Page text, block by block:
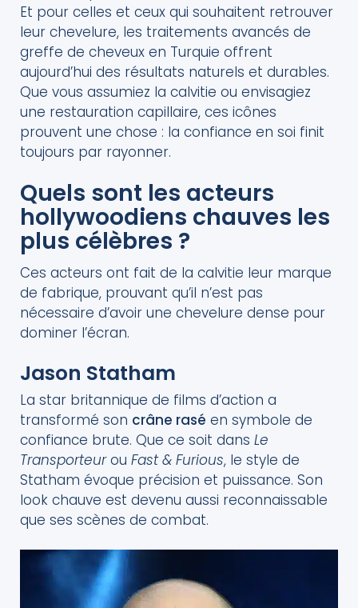
Et pour celles et ceux qui souhaitent retrouver
leur chevelure, les traitements avancés de
greffe de cheveux en Turquie offrent
aujourd’hui des résultats naturels et durables.
Que vous assumiez la calvitie ou envisagiez
une restauration capillaire, ces icônes
prouvent une chose : la confiance en soi finit
toujours par rayonner.
Quels sont les acteurs
hollywoodiens chauves les
plus célèbres ?
Ces acteurs ont fait de la calvitie leur marque
de fabrique, prouvant qu’il n’est pas
nécessaire d’avoir une chevelure dense pour
dominer l’écran.
Jason Statham
La star britannique de films d’action a
transformé son crâne rasé en symbole de
confiance brute. Que ce soit dans Le
Transporteurou Fast & Furious, le style de
Statham évoque précision et puissance. Son
look chauve est devenu aussi reconnaissable
que ses scènes de combat.